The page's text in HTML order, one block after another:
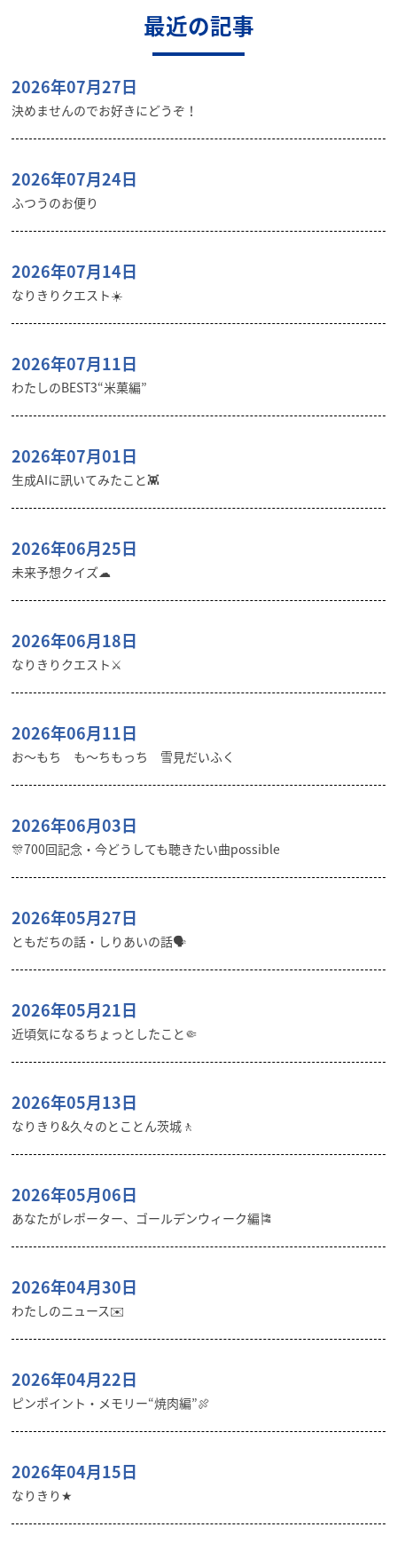
最近の記事
2026年07月27日
決めませんのでお好きにどうぞ！
2026年07月24日
ふつうのお便り
2026年07月14日
なりきりクエスト☀️
2026年07月11日
わたしのBEST3“米菓編”
2026年07月01日
生成AIに訊いてみたこと👾
2026年06月25日
未来予想クイズ☁︎
2026年06月18日
なりきりクエスト⚔️
2026年06月11日
お〜もち も〜ちもっち 雪見だいふく
2026年06月03日
🎊700回記念・今どうしても聴きたい曲possible
2026年05月27日
ともだちの話・しりあいの話🗣️
2026年05月21日
近頃気になるちょっとしたこと🤏
2026年05月13日
なりきり&久々のとことん茨城🚶
2026年05月06日
あなたがレポーター、ゴールデンウィーク編🎏
2026年04月30日
わたしのニュース✉️
2026年04月22日
ピンポイント・メモリー“焼肉編”🍖
2026年04月15日
なりきり★